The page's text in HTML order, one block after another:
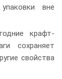
вне
крафт-
сохраняет
свойства